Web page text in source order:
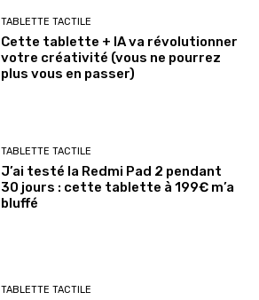
TABLETTE TACTILE
Cette tablette + IA va révolutionner
votre créativité (vous ne pourrez
plus vous en passer)
TABLETTE TACTILE
J’ai testé la Redmi Pad 2 pendant
30 jours : cette tablette à 199€ m’a
bluffé
TABLETTE TACTILE